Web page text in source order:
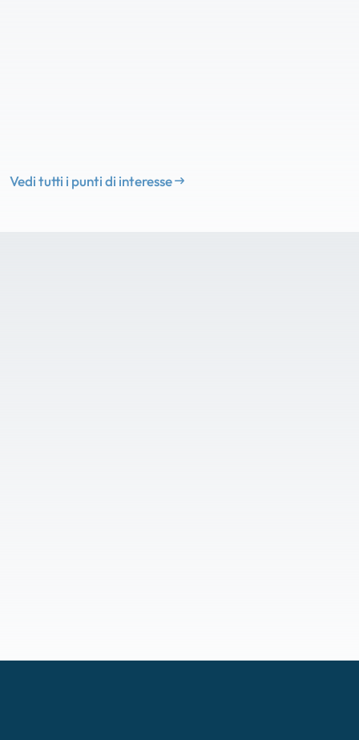
Vedi tutti i punti di interesse